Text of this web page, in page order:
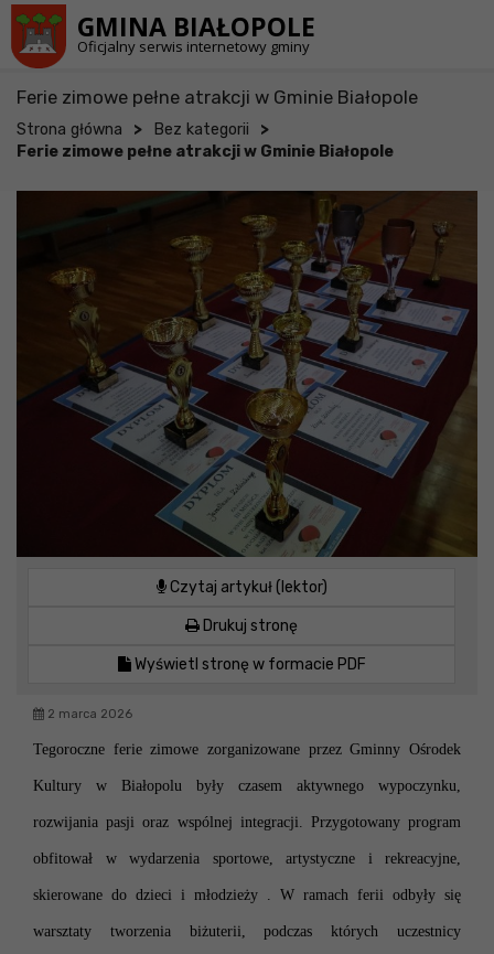
GMINA BIAŁOPOLE
Oficjalny serwis internetowy gminy
Ferie zimowe pełne atrakcji w Gminie Białopole
Strona główna > Bez kategorii >
Ferie zimowe pełne atrakcji w Gminie Białopole
Czytaj artykuł (lektor)
Drukuj stronę
Wyświetl stronę w formacie PDF
2 marca 2026
Tegoroczne ferie zimowe zorganizowane przez Gminny Ośrodek
Kultury w Białopolu były czasem aktywnego wypoczynku,
rozwijania pasji oraz wspólnej integracji. Przygotowany program
obfitował w wydarzenia sportowe, artystyczne i rekreacyjne,
skierowane do dzieci i młodzieży . W ramach ferii odbyły się
warsztaty tworzenia biżuterii, podczas których uczestnicy